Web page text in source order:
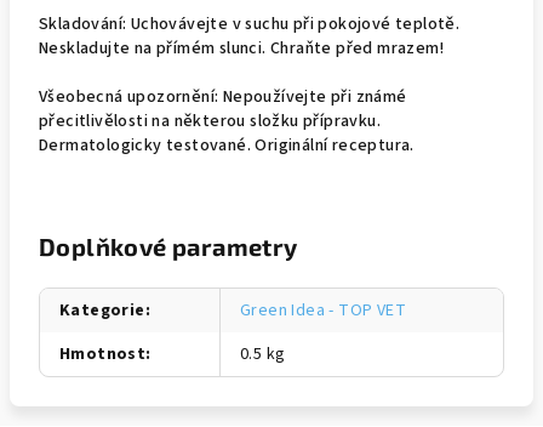
Skladování: Uchovávejte v suchu při pokojové teplotě.
Neskladujte na přímém slunci. Chraňte před mrazem!
Všeobecná upozornění: Nepoužívejte při známé
přecitlivělosti na některou složku přípravku.
Dermatologicky testované. Originální receptura.
Doplňkové parametry
Kategorie:
Green Idea - TOP VET
Hmotnost: 0.5 kg